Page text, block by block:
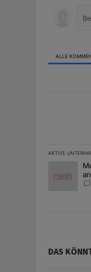
ALLE
AKTIVE
Das
Ein
DAS